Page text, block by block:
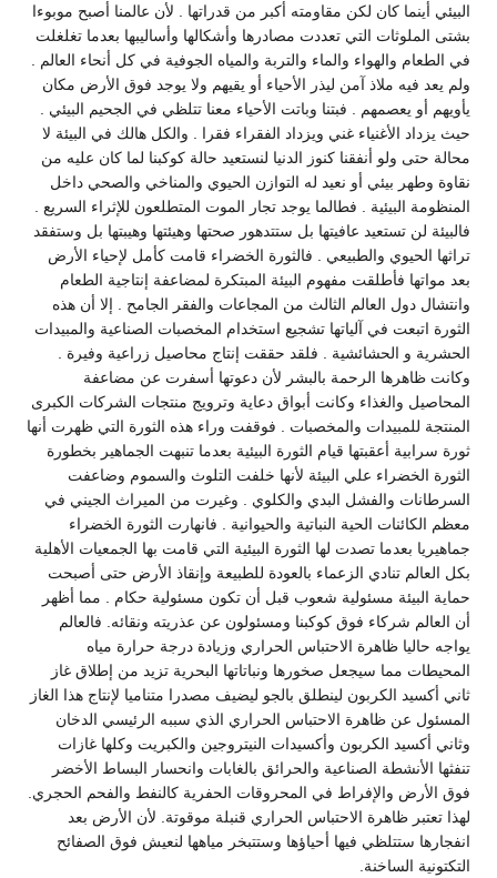
البيئي أينما كان لكن مقاومته أكبر من قدراتها . لأن عالمنا أصبح موبوءا
بشتى الملوثات التي تعددت مصادرها وأشكالها وأساليبها بعدما تغلغلت
في الطعام والهواء والماء والتربة والمياه الجوفية في كل أنحاء العالم .
ولم يعد فيه ملاذ آمن ليذر الأحياء أو يقيهم ولا يوجد فوق الأرض مكان
يأويهم أو يعصمهم . فبتنا وباتت الأحياء معنا تتلظي في الجحيم البيئي .
حيث يزداد الأغنياء غني ويزداد الفقراء فقرا . والكل هالك في البيئة لا
محالة حتى ولو أنفقنا كنوز الدنيا لنستعيد حالة كوكبنا لما كان عليه من
نقاوة وطهر بيئي أو نعيد له التوازن الحيوي والمناخي والصحي داخل
المنظومة البيئية . فطالما يوجد تجار الموت المتطلعون للإثراء السريع .
فالبيئة لن تستعيد عافيتها بل ستتدهور صحتها وهيئتها وهيبتها بل وستفقد
تراثها الحيوي والطبيعي . فالثورة الخضراء قامت كأمل لإحياء الأرض
بعد مواتها فأطلقت مفهوم البيئة المبتكرة لمضاعفة إنتاجية الطعام
وانتشال دول العالم الثالث من المجاعات والفقر الجامح . إلا أن هذه
الثورة اتبعت في آلياتها تشجيع استخدام المخصبات الصناعية والمبيدات
الحشرية و الحشائشية . فلقد حققت إنتاج محاصيل زراعية وفيرة .
وكانت ظاهرها الرحمة بالبشر لأن دعوتها أسفرت عن مضاعفة
المحاصيل والغذاء وكانت أبواق دعاية وترويج منتجات الشركات الكبرى
المنتجة للمبيدات والمخصبات . فوقفت وراء هذه الثورة التي ظهرت أنها
ثورة سرابية أعقبتها قيام الثورة البيئية بعدما تنبهت الجماهير بخطورة
الثورة الخضراء علي البيئة لأنها خلفت التلوث والسموم وضاعفت
السرطانات والفشل البدي والكلوي . وغيرت من الميراث الجيني في
معظم الكائنات الحية النباتية والحيوانية . فانهارت الثورة الخضراء
جماهيريا بعدما تصدت لها الثورة البيئية التي قامت بها الجمعيات الأهلية
بكل العالم تنادي الزعماء بالعودة للطبيعة وإنقاذ الأرض حتى أصبحت
حماية البيئة مسئولية شعوب قبل أن تكون مسئولية حكام . مما أظهر
أن العالم شركاء فوق كوكبنا ومسئولون عن عذريته ونقائه. فالعالم
يواجه حاليا ظاهرة الاحتباس الحراري وزيادة درجة حرارة مياه
المحيطات مما سيجعل صخورها ونباتاتها البحرية تزيد من إطلاق غاز
ثاني أكسيد الكربون لينطلق بالجو ليضيف مصدرا متناميا لإنتاج هذا الغاز
المسئول عن ظاهرة الاحتباس الحراري الذي سببه الرئيسي الدخان
وثاني أكسيد الكربون وأكسيدات النيتروجين والكبريت وكلها غازات
تنفثها الأنشطة الصناعية والحرائق بالغابات وانحسار البساط الأخضر
فوق الأرض والإفراط في المحروقات الحفرية كالنفط والفحم الحجري.
لهذا تعتبر ظاهرة الاحتباس الحراري قنبلة موقوتة. لأن الأرض بعد
انفجارها ستتلظي فيها أحياؤها وستتبخر مياهها لنعيش فوق الصفائح
التكتونية الساخنة.